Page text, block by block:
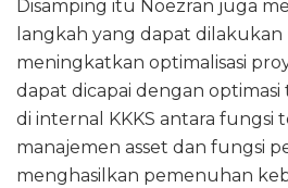
Disamping itu Noezran juga
langkah yang dapat
meningkatkan optimalisasi
dapat dicapai dengan
di internal KKKS antara fungsi
manajemen asset dan fungsi
menghasilkan pemenuhan